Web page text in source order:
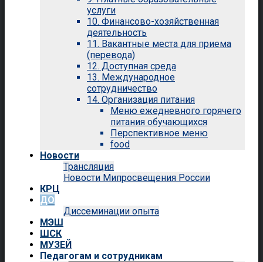
услуги
10. Финансово-хозяйственная
деятельность
11. Вакантные места для приема
(перевода)
12. Доступная среда
13. Международное
сотрудничество
14. Организация питания
Меню ежедневного горячего
питания обучающихся
Перспективное меню
food
Новости
Трансляция
Новости Мипросвещения России
КРЦ
ДО
Диссеминации опыта
МЭШ
ШСК
МУЗЕЙ
Педагогам и сотрудникам